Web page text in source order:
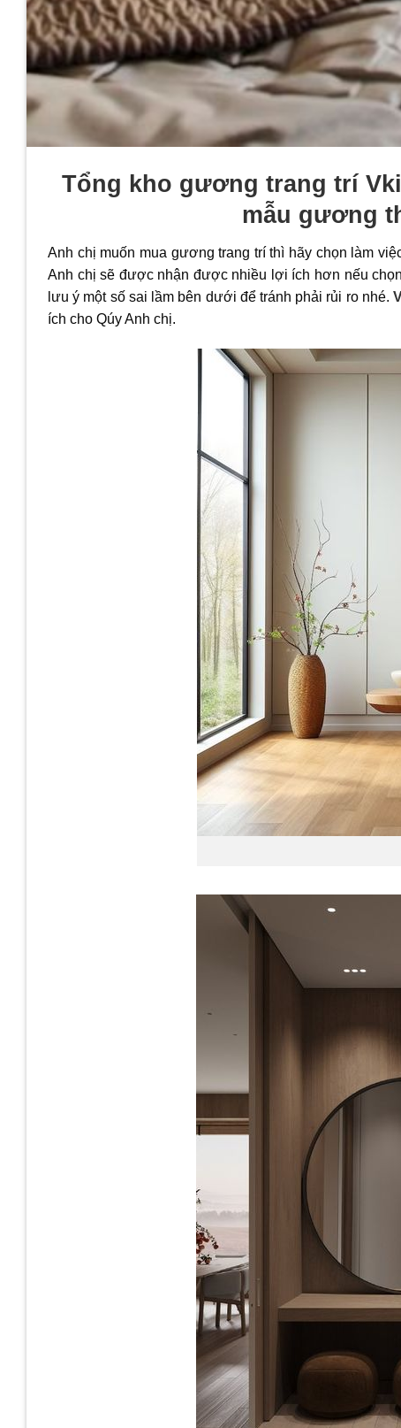
Tổng kho gương trang trí
mẫu gương
Anh chị muốn mua gương trang trí thì hãy chọn làm
Anh chị sẽ được nhận được nhiều lợi ích hơn nếu
lưu ý một số sai lầm bên dưới để tránh phải rủi ro nhé.
ích cho Qúy Anh chị.